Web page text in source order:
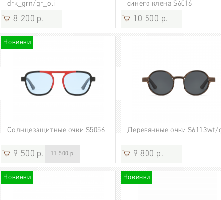
drk_grn/gr_oli
8 200 р.
синего клена S6016
10 500 р.
Новинки
Солнцезащитные очки S5056
9 500 р. 11 500 р.
Деревянные очки S6113wt/
9 800 р.
Новинки Новинки